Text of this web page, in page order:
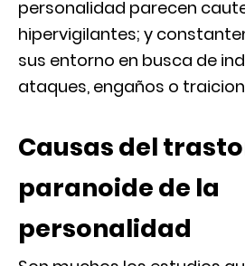
personalidad parecen
hipervigilantes; y
sus entorno en busca de
ataques, engaños o
Causas del
paranoide de la
personalidad